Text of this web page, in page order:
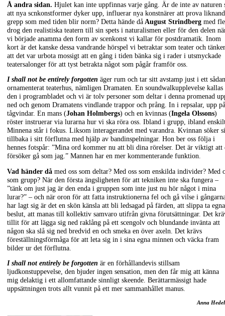
Å andra sidan. Hjulet kan inte uppfinnas varje gång. Är de inte av naturen
att nya scnkonstformer dyker upp, influerar nya konstnärer att prova
grepp som med tiden blir norm? Detta hände då August Strindberg med
drog den realistiska teatern till sin spets i naturalismen eller för den delen
vi började anamma den form av scenkonst vi kallar för postdramatik. Inom
kort är det kanske dessa vandrande hörspel vi betraktar som teater och tänker
att det var urbota mossigt att en gång i tiden bänka sig i rader i utsmyckade
teatersalonger för att tyst betrakta något som pågår framför oss.
I shall not be entirely forgotten äger rum och tar sitt avstamp just i ett
ornamenterat teaterhus, nämligen Dramaten. En soundwalkupplevelse kallas
den i programbladet och vi är tolv personer som deltar i denna promenad
ned och genom Dramatens vindlande trappor och prång. In i repsalar, upp på
tågvindar. En mans (Johan Holmbergs) och en kvinnas (Ingela Olssons)
röster instruerar via lurarna hur vi ska röra oss. Ibland i grupp, ibland
Minnena står i fokus. Liksom interagerandet med varandra. Kvinnan söker
tillbaka i sitt förflutna med hjälp av bandinspelningar. Hon ber oss följa i
hennes fotspår: ”Mina ord kommer nu att bli dina rörelser. Det är viktigt att
försöker gå som jag.” Mannen har en mer kommenterande funktion.
Vad händer då med oss som deltar? Med oss som enskilda individer? Med
som grupp? När den första ängsligheten för att tekniken inte ska fungera –
”tänk om just jag är den enda i gruppen som inte just nu hör något i mina
lurar?” – och när oron för att fatta instruktionerna fel och gå vilse i
har lagt sig är det en skön känsla att bli ledsagad på färden, att slippa ta egna
beslut, att manas till kollektiv samvaro utifrån givna förutsättningar. Det
tillit för att lägga sig ned raklång på ett scengolv och blundande invänta att
någon ska slå sig ned bredvid en och smeka en över axeln. Det krävs
föreställningsförmåga för att leta sig in i sina egna minnen och väcka fram
bilder ur det förflutna.
I shall not entirely be forgotten är en förhållandevis stillsam
ljudkonstuppevelse, den bjuder ingen sensation, men den får mig att känna
mig delaktig i ett allomfattande sinnligt skeende. Berättarmässigt hade
uppsättningen trots allt vunnit på ett mer sammanhållet manus.
Anna